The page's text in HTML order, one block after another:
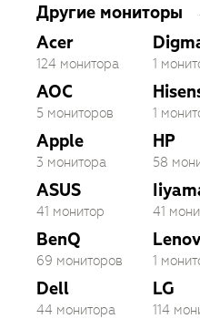
Другие мониторы
Acer
124 монитора
AOC
5 мониторов
Apple
3 монитора
ASUS
41 монитор
BenQ
69 мониторов
Dell
44 монитора
1
1
HP
58
41
1
LG
114